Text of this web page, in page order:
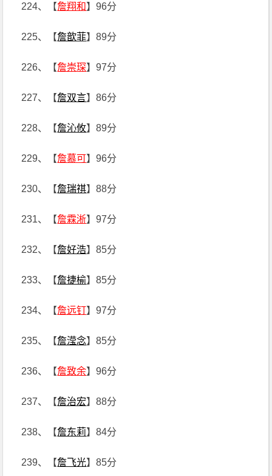
224、【詹翔和】96分
225、【詹歆菲】89分
226、【詹崇琛】97分
227、【詹双言】86分
228、【詹沁攸】89分
229、【詹慕可】96分
230、【詹瑞祺】88分
231、【詹霖淅】97分
232、【詹好浩】85分
233、【詹捷榆】85分
234、【詹远钉】97分
235、【詹滢念】85分
236、【詹致余】96分
237、【詹治宏】88分
238、【詹东莉】84分
239、【詹飞光】85分